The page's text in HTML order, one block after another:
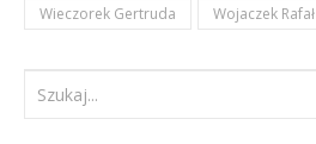
Wieczorek Gertruda
Wojaczek Rafał